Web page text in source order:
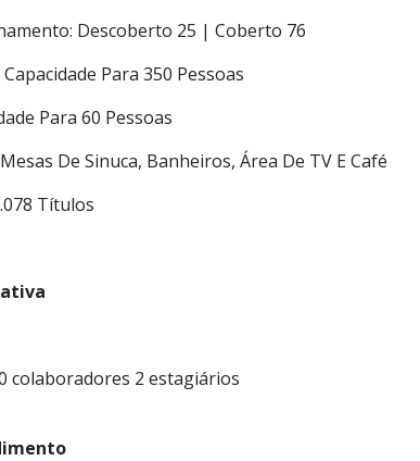
Descoberto 25 | Coberto 76
Para 350 Pessoas
Para 60 Pessoas
De Sinuca, Banheiros, Área De TV E Café
Títulos
colaboradores 2 estagiários